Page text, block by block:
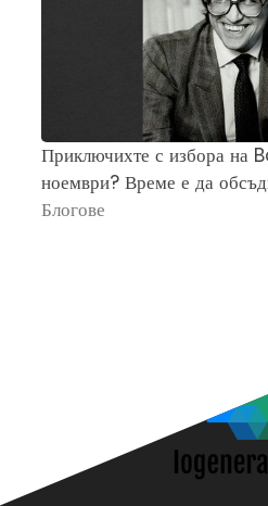
Приключихте с избора на
ноември? Време е да
Блогове